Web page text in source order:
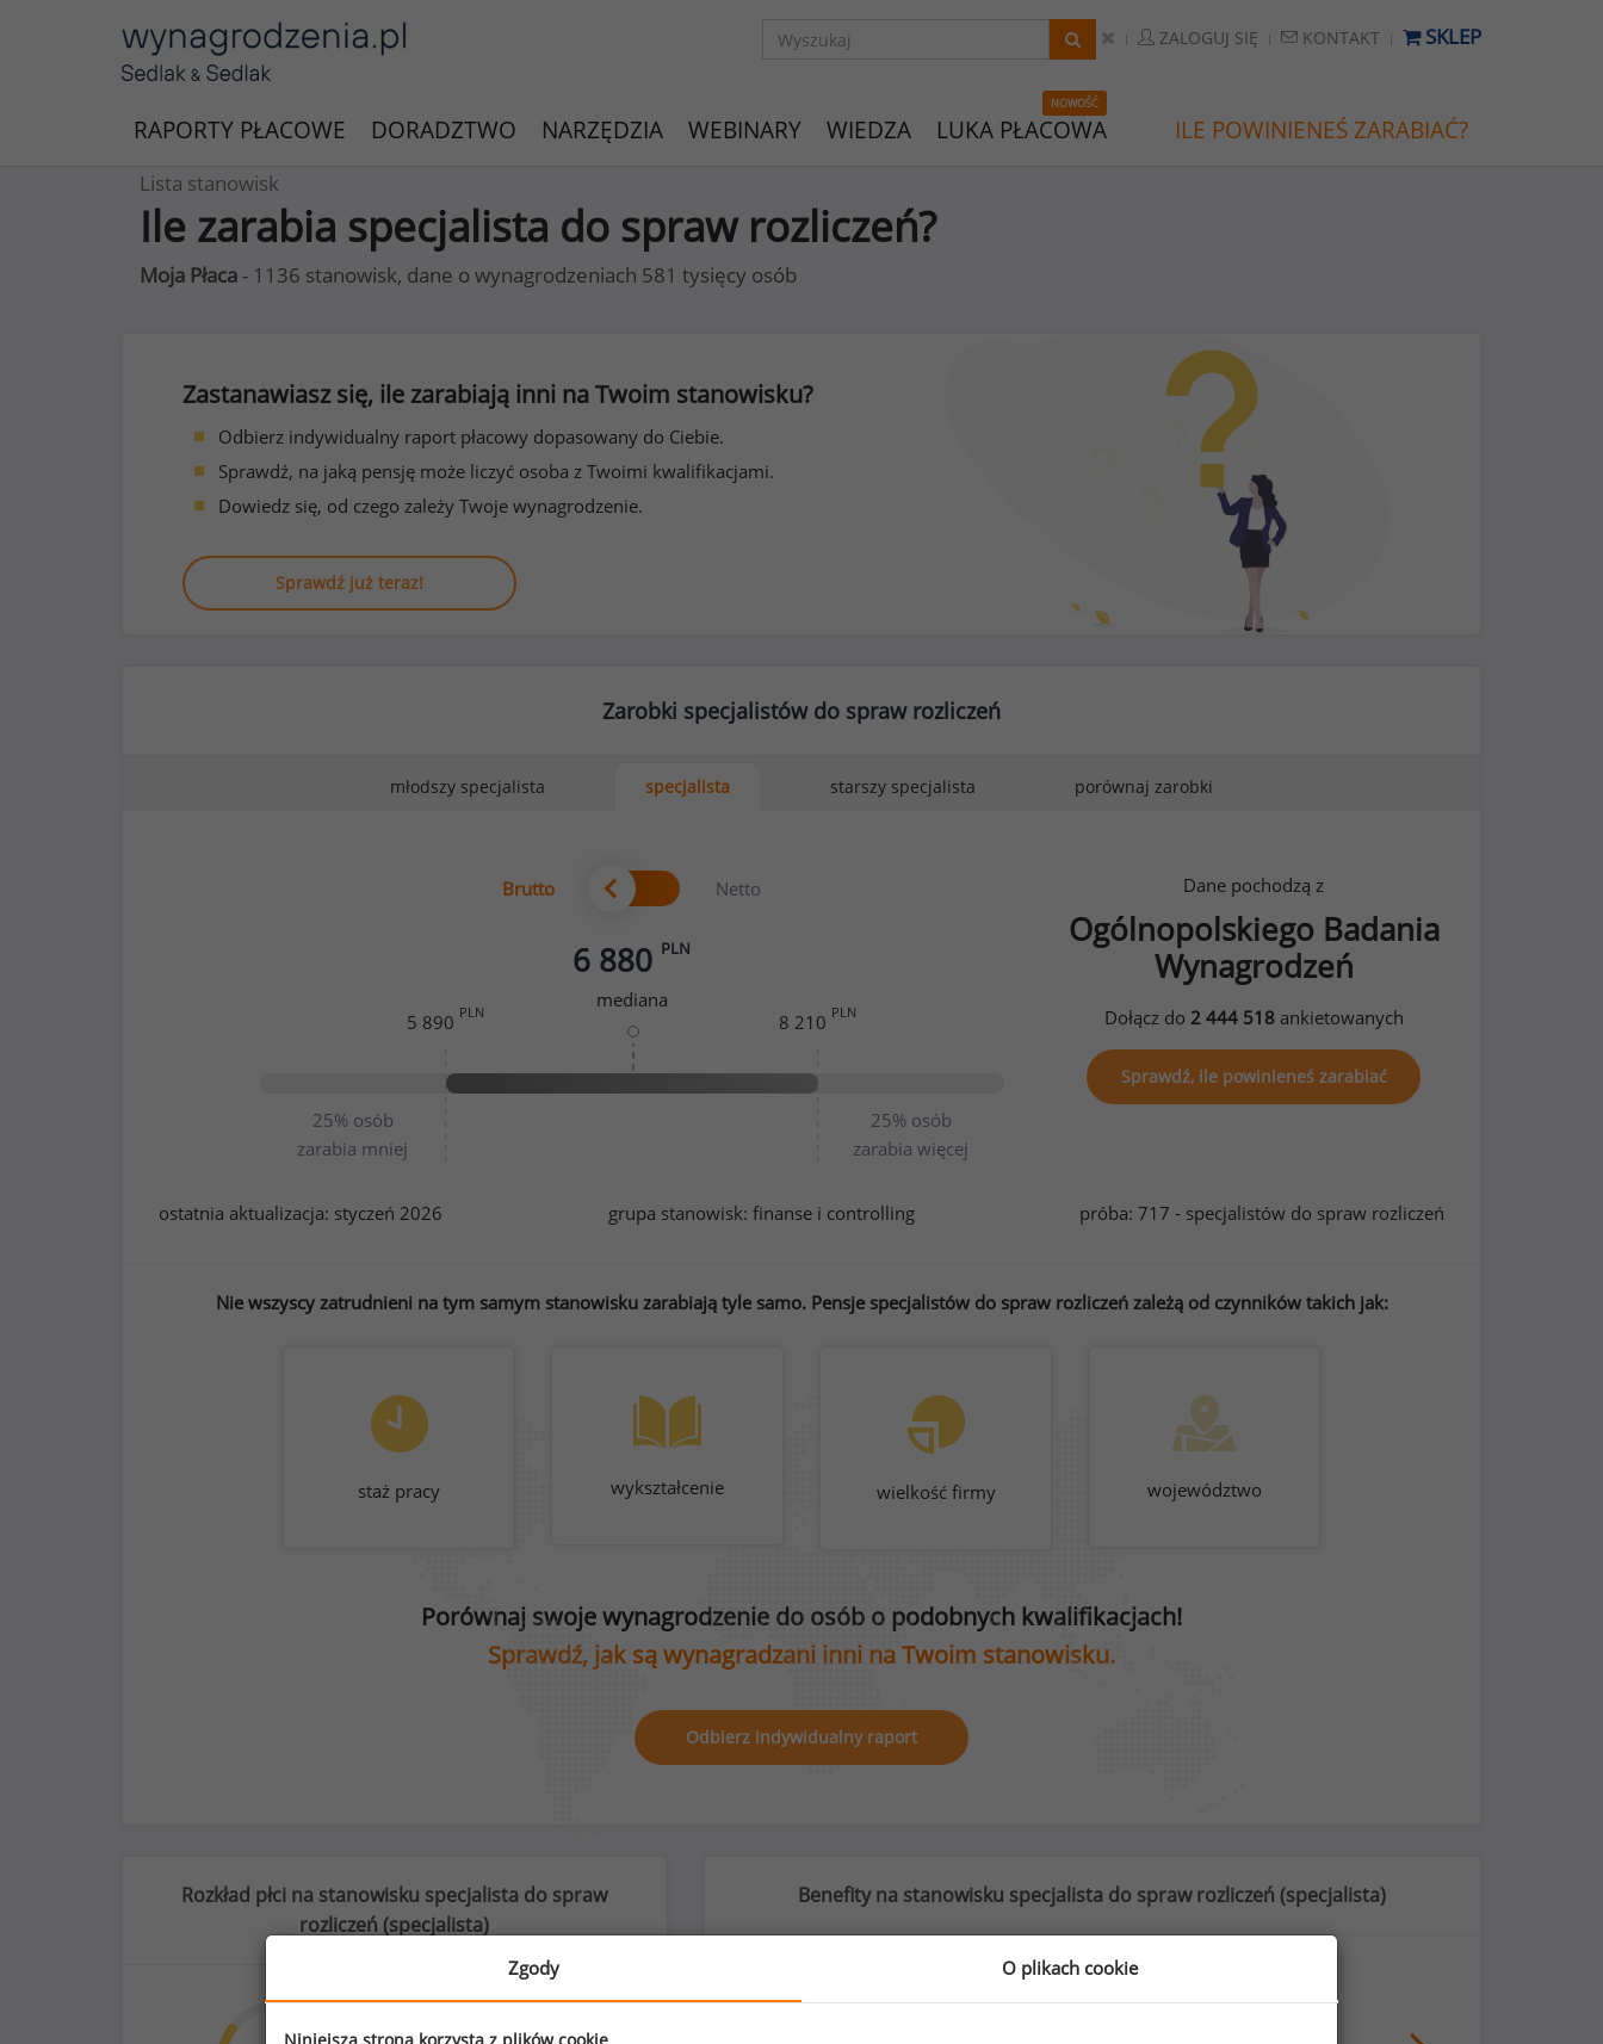
ZALOGUJ SIĘ KONTAKT SKLEP
RAPORTY PŁACOWE DORADZTWO NARZĘDZIA WEBINARY WIEDZA
NOWOŚĆ
LUKA PŁACOWA ILE POWINIENEŚ ZARABIAĆ?
Lista stanowisk
Ile zarabia specjalista do spraw rozliczeń?
Moja Płaca - 1136 stanowisk, dane o wynagrodzeniach 581 tysięcy osób
Zastanawiasz się, ile zarabiają inni na Twoim stanowisku?
Odbierz indywidualny raport płacowy dopasowany do Ciebie.
Sprawdź, na jaką pensję może liczyć osoba z Twoimi kwalifikacjami.
Dowiedz się, od czego zależy Twoje wynagrodzenie.
Sprawdź już teraz!
Zarobki specjalistów do spraw rozliczeń
młodszy specjalista specjalista starszy specjalista porównaj zarobki
Brutto Netto
6 880 PLN
mediana
25% osób
zarabia mniej
25% osób
zarabia więcej
5 890 PLN 8 210 PLN
Dane pochodzą z
Ogólnopolskiego Badania
Wynagrodzeń
Dołącz do 2 444 518ankietowanych
Sprawdź, ile powinieneś zarabiać
ostatnia aktualizacja: styczeń 2026 grupa stanowisk: finanse i controlling próba: 717 - specjalistów do spraw rozliczeń
Nie wszyscy zatrudnieni na tym samym stanowisku zarabiają tyle samo. Pensje specjalistów do spraw rozliczeń zależą od czynników takich jak:
staż pracy wykształcenie wielkość firmy województwo
Porównaj swoje wynagrodzenie do osób o podobnych kwalifikacjach!
Sprawdź, jak są wynagradzani inni na Twoim stanowisku.
Odbierz indywidualny raport
Rozkład płci na stanowisku specjalista do spraw
rozliczeń (specjalista)
Benefity na stanowisku specjalista do spraw rozliczeń (specjalista)
Zgody O plikach cookie